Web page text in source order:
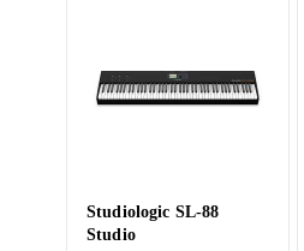
Studiologic SL-88
Studio